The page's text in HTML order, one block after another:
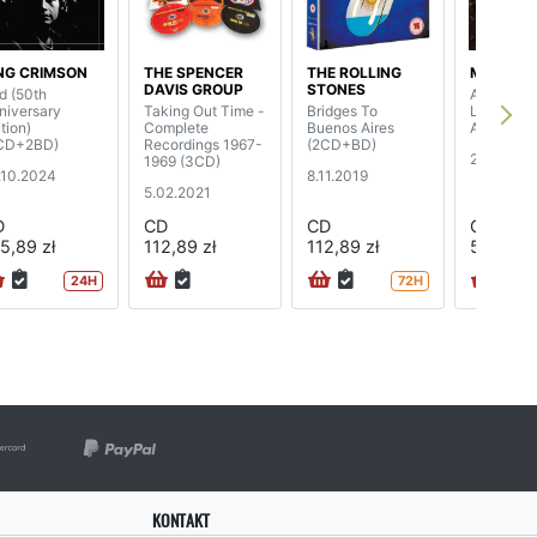
CRIMSON
(50th
zł
24H
THE SPENCER
DAVIS GROUP
Taking Out Time -
Complete
Recordings 1967-
1969 (3CD)
5.02.2021
CD
112,89 zł
THE ROLLING
STONES
Bridges To
Buenos Aires
(2CD+BD)
8.11.2019
CD
112,89 zł
72H
All One
Live At
Albert
CD
55,89 zł
KONTAKT